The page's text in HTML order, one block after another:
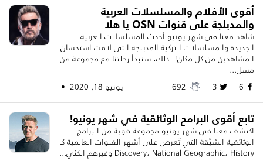
أقوى الأفلام والمسلسلات العربية
والمدبلجة على قنوات OSN يا هلا
شاهد معنا في شهر يونيو أحدث المسلسلات العربية
الجديدة والمسلسلات التركية المدبلجة التي لاقت استحسان
المشاهدين من كل مكان! لذلك، سنبدأ رحلتنا مع مجموعة من
مسل...
يونيو 18, 2020 •
تابع أقوى البرامح الوثائقية في شهر يونيو!
اكتشف معنا في شهر يونيو مجموعة قوية من البرامج
الوثائقية الشيّقة التي تُعرض على أشهر القنوات العالمية كـ
Discovery، National Geographic، History وغيرهم الكثي...